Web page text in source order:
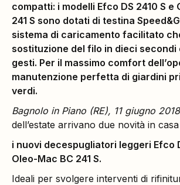
compatti: i modelli Efco DS 2410 S e
241 S sono dotati di testina
sistema di caricamento facilitato
sostituzione del filo in dieci secondi
gesti. Per il massimo comfort
manutenzione perfetta di giardini
verdi.
Bagnolo in Piano (RE), 11 giugno
dell’estate arrivano due novità in
i nuovi decespugliatori leggeri Efco
Oleo-Mac BC 241 S.
Ideali per svolgere interventi di